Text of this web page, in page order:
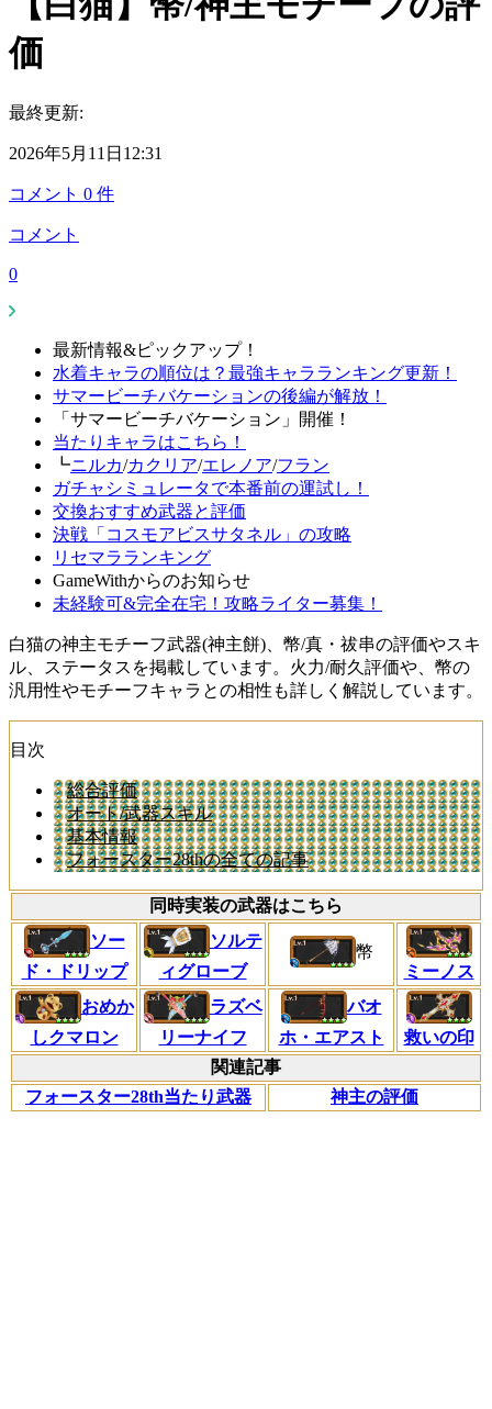
価
最終更新:
2026年5月11日12:31
コメント 0 件
コメント
0
最新情報&ピックアップ！
水着キャラの順位は？最強キャラランキング更新！
サマービーチバケーションの後編が解放！
「サマービーチバケーション」開催！
当たりキャラはこちら！
┗ニルカ/カクリア/エレノア/フラン
ガチャシミュレータで本番前の運試し！
交換おすすめ武器と評価
決戦「コスモアビスサタネル」の攻略
リセマラランキング
GameWithからのお知らせ
未経験可&完全在宅！攻略ライター募集！
白猫の神主モチーフ武器(神主餅)、幣/真・祓串の評価やスキ
ル、ステータスを掲載しています。火力/耐久評価や、幣の
汎用性やモチーフキャラとの相性も詳しく解説しています。
目次
総合評価
オート/武器スキル
基本情報
フォースター28thの全ての記事
同時実装の武器はこちら
ソー
ド・ドリップ
ソルテ
ィグローブ
幣
ミーノス
おめか
しクマロン
ラズベ
リーナイフ
バオ
ホ・エアスト
救いの印
関連記事
フォースター28th当たり武器
神主の評価